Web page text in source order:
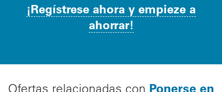
¡Regístrese ahora y empieze a
ahorrar!
Ofertas relacionadas con Ponerse en